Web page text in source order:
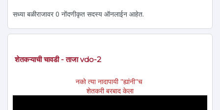
सध्या बळीराजावर 0 नोंदणीकृत सदस्य ऑनलाईन आहेत.
शेतकऱ्याची चावडी - ताजा vdo-2
नको त्या नादापायी "ह्यांनी"च
शेतकरी बरबाद केला